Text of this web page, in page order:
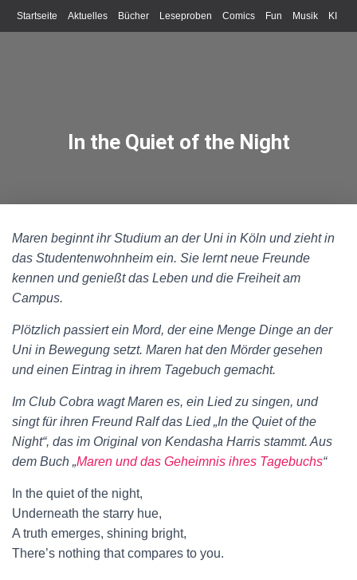
Startseite Aktuelles Bücher Leseproben Comics Fun Musik KI
In the Quiet of the Night
Maren beginnt ihr Studium an der Uni in Köln und zieht in
das Studentenwohnheim ein. Sie lernt neue Freunde
kennen und genießt das Leben und die Freiheit am
Campus.
Plötzlich passiert ein Mord, der eine Menge Dinge an der
Uni in Bewegung setzt. Maren hat den Mörder gesehen
und einen Eintrag in ihrem Tagebuch gemacht.
Im Club Cobra wagt Maren es, ein Lied zu singen, und
singt für ihren Freund Ralf das Lied „In the Quiet of the
Night“, das im Original von Kendasha Harris stammt. Aus
dem Buch „Maren und das Geheimnis ihres Tagebuchs“
In the quiet of the night,
Underneath the starry hue,
A truth emerges, shining bright,
There’s nothing that compares to you.